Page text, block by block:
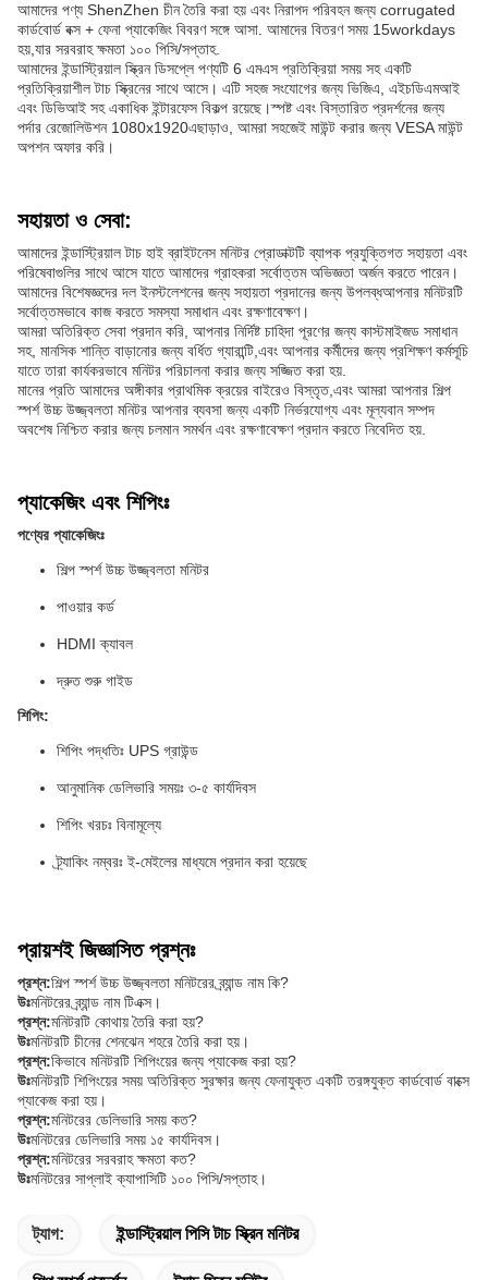
আমাদের পণ্য ShenZhen চীন তৈরি করা হয় এবং নিরাপদ পরিবহন জন্য corrugated
কার্ডবোর্ড বক্স + ফেনা প্যাকেজিং বিবরণ সঙ্গে আসা. আমাদের বিতরণ সময় 15workdays
হয়,যার সরবরাহ ক্ষমতা ১০০ পিসি/সপ্তাহ.
আমাদের ইন্ডাস্ট্রিয়াল স্ক্রিন ডিসপ্লে পণ্যটি 6 এমএস প্রতিক্রিয়া সময় সহ একটি
প্রতিক্রিয়াশীল টাচ স্ক্রিনের সাথে আসে। এটি সহজ সংযোগের জন্য ভিজিএ, এইচডিএমআই
এবং ডিভিআই সহ একাধিক ইন্টারফেস বিকল্প রয়েছে।স্পষ্ট এবং বিস্তারিত প্রদর্শনের জন্য
পর্দার রেজোলিউশন 1080x1920এছাড়াও, আমরা সহজেই মাউন্ট করার জন্য VESA মাউন্ট
অপশন অফার করি।
সহায়তা ও সেবা:
আমাদের ইন্ডাস্ট্রিয়াল টাচ হাই ব্রাইটনেস মনিটর প্রোডাক্টটি ব্যাপক প্রযুক্তিগত সহায়তা এবং
পরিষেবাগুলির সাথে আসে যাতে আমাদের গ্রাহকরা সর্বোত্তম অভিজ্ঞতা অর্জন করতে পারেন।
আমাদের বিশেষজ্ঞদের দল ইনস্টলেশনের জন্য সহায়তা প্রদানের জন্য উপলব্ধআপনার মনিটরটি
সর্বোত্তমভাবে কাজ করতে সমস্যা সমাধান এবং রক্ষণাবেক্ষণ।
আমরা অতিরিক্ত সেবা প্রদান করি, আপনার নির্দিষ্ট চাহিদা পূরণের জন্য কাস্টমাইজড সমাধান
সহ, মানসিক শান্তি বাড়ানোর জন্য বর্ধিত গ্যারান্টি,এবং আপনার কর্মীদের জন্য প্রশিক্ষণ কর্মসূচি
যাতে তারা কার্যকরভাবে মনিটর পরিচালনা করার জন্য সজ্জিত করা হয়.
মানের প্রতি আমাদের অঙ্গীকার প্রাথমিক ক্রয়ের বাইরেও বিস্তৃত,এবং আমরা আপনার শিল্প
স্পর্শ উচ্চ উজ্জ্বলতা মনিটর আপনার ব্যবসা জন্য একটি নির্ভরযোগ্য এবং মূল্যবান সম্পদ
অবশেষ নিশ্চিত করার জন্য চলমান সমর্থন এবং রক্ষণাবেক্ষণ প্রদান করতে নিবেদিত হয়.
প্যাকেজিং এবং শিপিংঃ
পণ্যের প্যাকেজিংঃ
শিল্প স্পর্শ উচ্চ উজ্জ্বলতা মনিটর
পাওয়ার কর্ড
HDMI ক্যাবল
দ্রুত শুরু গাইড
শিপিং:
শিপিং পদ্ধতিঃ UPS গ্রাউন্ড
আনুমানিক ডেলিভারি সময়ঃ ৩-৫ কার্যদিবস
শিপিং খরচঃ বিনামূল্যে
ট্র্যাকিং নম্বরঃ ই-মেইলের মাধ্যমে প্রদান করা হয়েছে
প্রায়শই জিজ্ঞাসিত প্রশ্নঃ
প্রশ্ন:শিল্প স্পর্শ উচ্চ উজ্জ্বলতা মনিটরের ব্র্যান্ড নাম কি?
উঃমনিটরের ব্র্যান্ড নাম টিএক্স।
প্রশ্ন:মনিটরটি কোথায় তৈরি করা হয়?
উঃমনিটরটি চীনের শেনঝেন শহরে তৈরি করা হয়।
প্রশ্ন:কিভাবে মনিটরটি শিপিংয়ের জন্য প্যাকেজ করা হয়?
উঃমনিটরটি শিপিংয়ের সময় অতিরিক্ত সুরক্ষার জন্য ফেনাযুক্ত একটি তরঙ্গযুক্ত কার্ডবোর্ড বাক্সে
প্যাকেজ করা হয়।
প্রশ্ন:মনিটরের ডেলিভারি সময় কত?
উঃমনিটরের ডেলিভারি সময় ১৫ কার্যদিবস।
প্রশ্ন:মনিটরের সরবরাহ ক্ষমতা কত?
উঃমনিটরের সাপ্লাই ক্যাপাসিটি ১০০ পিসি/সপ্তাহ।
ট্যাগ: ইন্ডাস্ট্রিয়াল পিসি টাচ স্ক্রিন মনিটর